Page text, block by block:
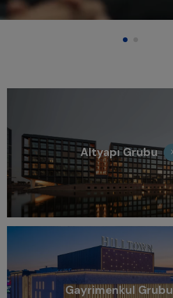
Altyapı Grubu
Gayrimenkul Grubu